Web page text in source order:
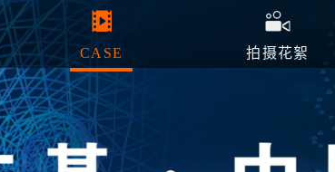
CASE 拍摄花絮